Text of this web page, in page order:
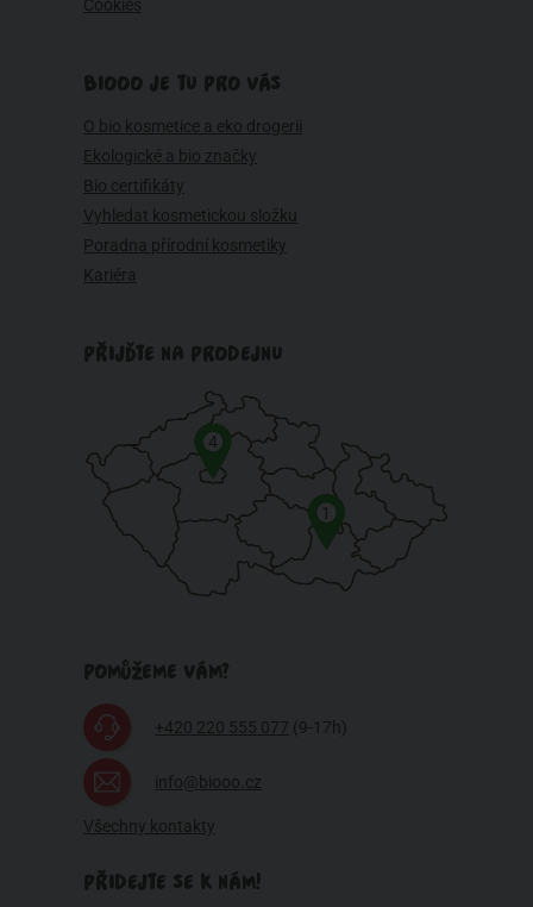
Cookies
BIOOO JE TU PRO VÁS
O bio kosmetice a eko drogerii
Ekologické a bio značky
Bio certifikáty
Vyhledat kosmetickou složku
Poradna přírodní kosmetiky
Kariéra
PŘIJĎTE NA PRODEJNU
1
4
POMŮŽEME VÁM?
+420 220 555 077 (9-17h)
info@biooo.cz
Všechny kontakty
PŘIDEJTE SE K NÁM!